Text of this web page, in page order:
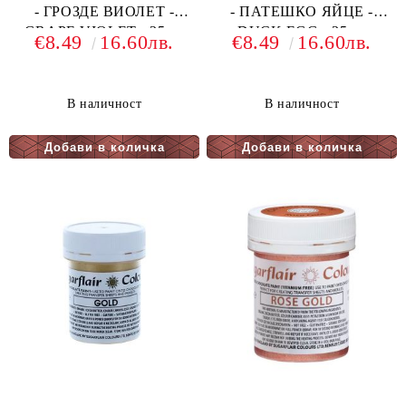
- ГРОЗДЕ ВИОЛЕТ -
GRAPE VIOLET - 35гр.
€8.49 16.60лв.
В наличност
- ПАТЕШКО ЯЙЦЕ -
DUCK EGG - 35гр.
€8.49 16.60лв.
В наличност